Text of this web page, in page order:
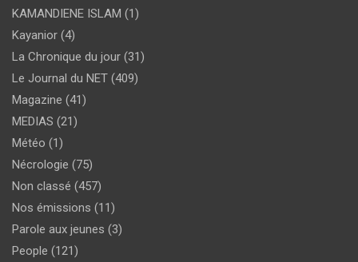
KAMANDIENE ISLAM (1)
Kayanior (4)
La Chronique du jour (31)
Le Journal du NET (409)
Magazine (41)
MEDIAS (21)
Météo (1)
Nécrologie (75)
Non classé (457)
Nos émissions (11)
Parole aux jeunes (3)
People (121)